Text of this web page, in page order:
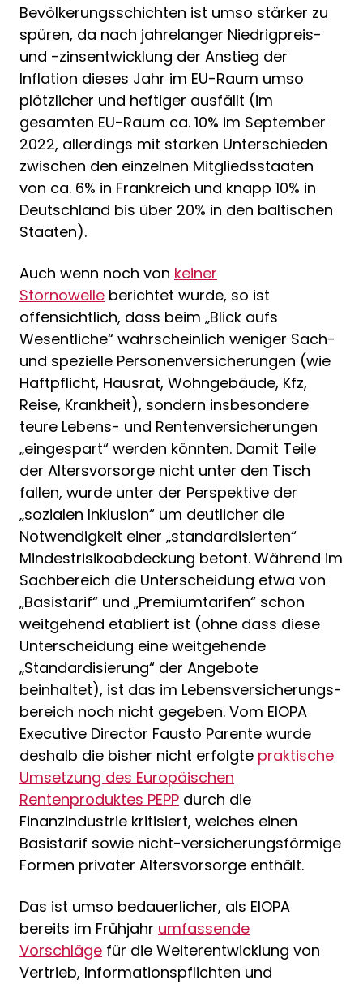
Bevölkerungsschichten ist umso stärker zu
spüren, da nach jahrelanger Niedrigpreis-
und -zinsentwicklung der Anstieg der
Inflation dieses Jahr im EU-Raum umso
plötzlicher und heftiger ausfällt (im
gesamten EU-Raum ca. 10% im September
2022, allerdings mit starken Unterschieden
zwischen den einzelnen Mitgliedsstaaten
von ca. 6% in Frankreich und knapp 10% in
Deutschland bis über 20% in den baltischen
Staaten).
Auch wenn noch von keiner
Stornowelle berichtet wurde, so ist
offensichtlich, dass beim „Blick aufs
Wesentliche“ wahrscheinlich weniger Sach-
und spezielle Personenversicherungen (wie
Haftpflicht, Hausrat, Wohngebäude, Kfz,
Reise, Krankheit), sondern insbesondere
teure Lebens- und Rentenversicherungen
„eingespart“ werden könnten. Damit Teile
der Altersvorsorge nicht unter den Tisch
fallen, wurde unter der Perspektive der
„sozialen Inklusion“ um deutlicher die
Notwendigkeit einer „standardisierten“
Mindestrisikoabdeckung betont. Während im
Sachbereich die Unterscheidung etwa von
„Basistarif“ und „Premiumtarifen“ schon
weitgehend etabliert ist (ohne dass diese
Unterscheidung eine weitgehende
„Standardisierung“ der Angebote
beinhaltet), ist das im Lebensversicherungs­
bereich noch nicht gegeben. Vom EIOPA
Executive Director Fausto Parente wurde
deshalb die bisher nicht erfolgte praktische
Umsetzung des Europäischen
Rentenproduktes PEPP durch die
Finanzindustrie kritisiert, welches einen
Basistarif sowie nicht-versicherungsförmige
Formen privater Altersvorsorge enthält.
Das ist umso bedauerlicher, als EIOPA
bereits im Frühjahr umfassende
Vorschläge für die Weiterentwicklung von
Vertrieb, Informationspflichten und